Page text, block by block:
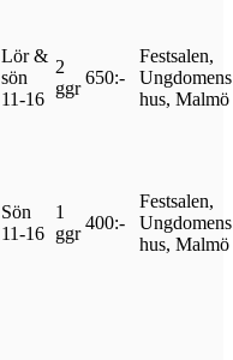
Lör &
sön
11-16
2
ggr
650:-
Festsalen,
Ungdomens
hus, Malmö
Sön
11-16
1
ggr
400:-
Festsalen,
Ungdomens
hus, Malmö